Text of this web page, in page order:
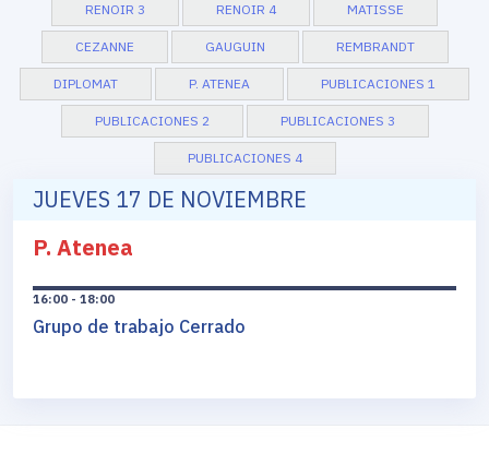
RENOIR 3 RENOIR 4 MATISSE
CEZANNE GAUGUIN REMBRANDT
DIPLOMAT P. ATENEA PUBLICACIONES 1
PUBLICACIONES 2 PUBLICACIONES 3
PUBLICACIONES 4
JUEVES 17 DE NOVIEMBRE
P. Atenea
16:00 - 18:00
Grupo de trabajo Cerrado